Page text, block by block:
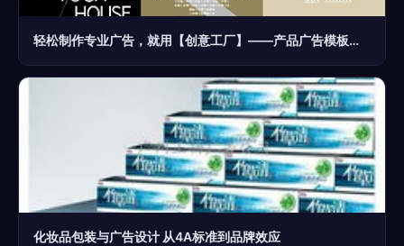
轻松制作专业广告，就用【创意工厂】——产品广告模板图片在线制作全攻略
化妆品包装与广告设计 从4A标准到品牌效应